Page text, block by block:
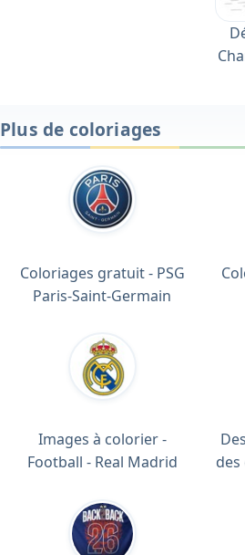
Plus de coloriages
Coloriages gratuit - PSG
Paris-Saint-Germain
Images à colorier -
Football - Real Madrid
des